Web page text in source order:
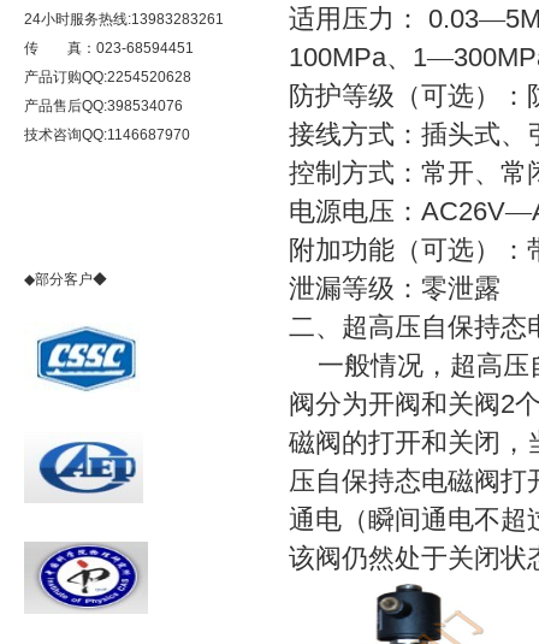
24小时服务热线:13983283261
传 真：023-68594451
产品订购QQ:2254520628
产品售后QQ:398534076
技术咨询QQ:1146687970
◆部分客户◆
适用压力：
0.03—
100MPa、 1—
防护等级（可选）：
接线方式：插头式、
控制方式：常开、常
电源电压： AC26V—
附加功能（可选）
泄漏等级：零泄露
二、超高压自保持态
一般情况，超高压
阀分为开阀和关阀2
磁阀的打开和关闭，
压自保持态电磁阀打
通电（瞬间通电不超
该阀仍然处于关闭状